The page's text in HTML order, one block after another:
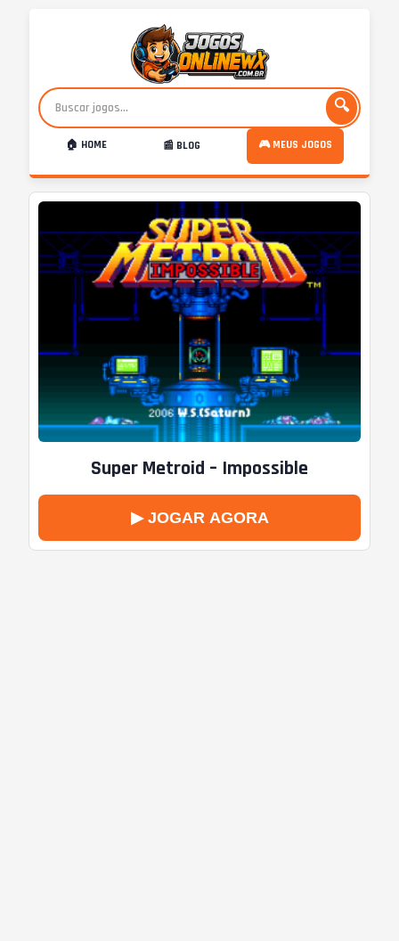
🔍
🏠 HOME 📰 BLOG 🎮 MEUS JOGOS
Super Metroid – Impossible
▶ JOGAR AGORA